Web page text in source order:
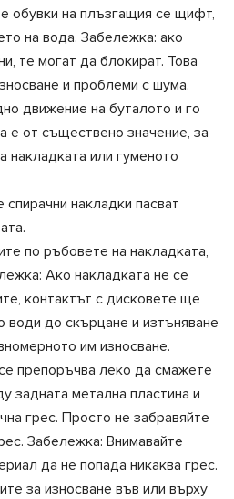
обувки на плъзгащия се щифт,
на вода. Забележка: ако
те могат да блокират. Това
и проблеми с шума.
движение на буталото и го
е от съществено значение, за
накладката или гуменото
накладки пасват
по ръбовете на накладката,
Ако накладката не се
контактът с дисковете ще
води до скърцане и изтъняване
им износване.
препоръчва леко да смажете
задната метална пластина и
грес. Просто не забравяйте
Забележка: Внимавайте
да не попада никаква грес.
за износване във или върху